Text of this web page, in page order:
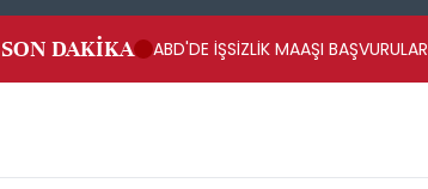
SON DAKİKA ABD'DE İŞSİZLİK MAAŞI